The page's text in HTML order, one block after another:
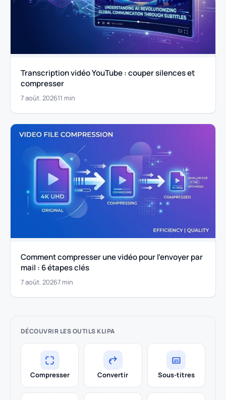
Transcription vidéo YouTube : couper silences et
compresser
7 août. 202611 min
Comment compresser une vidéo pour l’envoyer par
mail : 6 étapes clés
7 août. 20267 min
DÉCOUVRIR LES OUTILS KLIPA
Compresser Convertir Sous-titres